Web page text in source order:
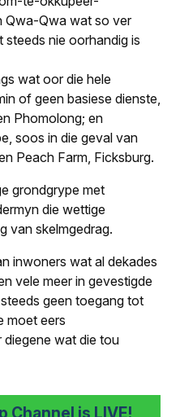
Qwa-Qwa wat so ver
nie oorhandig is
wat oor die hele
of geen basiese dienste,
Phomolong; en
soos in die geval van
Peach Farm, Ficksburg.
grondgrype met
die wettige
van skelmgedrag.
inwoners wat al dekades
vele meer in gevestigde
geen toegang tot
moet eers
wat die tou
Channel is LIVE!